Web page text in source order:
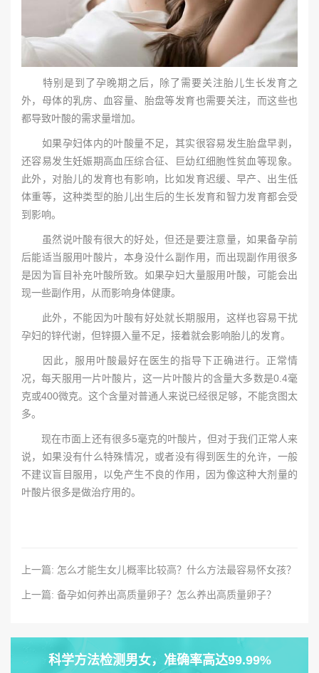
特别是到了孕晚期之后，除了需要关注胎儿生长发育之
外，母体的乳房、血容量、胎盘等发育也需要关注，而这些也
都导致叶酸的需求量增加。
如果孕妇体内的叶酸量不足，其实很容易发生胎盘早剥，
还容易发生妊娠期高血压综合征、巨幼红细胞性贫血等现象。
此外，对胎儿的发育也有影响，比如发育迟缓、早产、出生低
体重等，这种类型的胎儿出生后的生长发育和智力发育都会受
到影响。
虽然说叶酸有很大的好处，但还是要注意量，如果备孕前
后能适当服用叶酸片，本身没什么副作用，而出现副作用很多
是因为盲目补充叶酸所致。如果孕妇大量服用叶酸，可能会出
现一些副作用，从而影响身体健康。
此外，不能因为叶酸有好处就长期服用，这样也容易干扰
孕妇的锌代谢，但锌摄入量不足，接着就会影响胎儿的发育。
因此，服用叶酸最好在医生的指导下正确进行。正常情
况，每天服用一片叶酸片，这一片叶酸片的含量大多数是0.4毫
克或400微克。这个含量对普通人来说已经很足够，不能贪图太
多。
现在市面上还有很多5毫克的叶酸片，但对于我们正常人来
说，如果没有什么特殊情况，或者没有得到医生的允许，一般
不建议盲目服用，以免产生不良的作用，因为像这种大剂量的
叶酸片很多是做治疗用的。
上一篇: 怎么才能生女儿概率比较高？什么方法最容易怀女孩？
上一篇: 备孕如何养出高质量卵子？怎么养出高质量卵子？
科学方法检测男女，准确率高达99.99%